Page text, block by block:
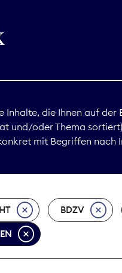
GmbH
Inhalte, die Ihnen auf der
und/oder Thema
mit Begriffen nach
BDZV